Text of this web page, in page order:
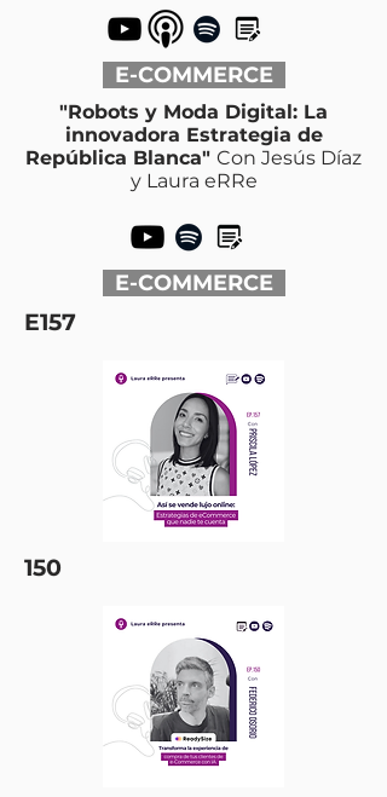
E-COMMERCE
"Robots y Moda Digital: La
innovadora Estrategia de
República Blanca" Con Jesús Díaz
y Laura eRRe
E-COMMERCE
E157
150